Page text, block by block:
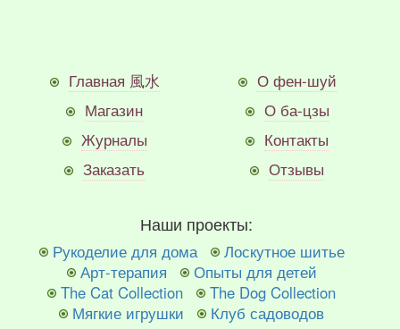
Главная 風水
Магазин
О фен-шуй
О ба-цзы
Журналы
Заказать
Контакты
Отзывы
Наши проекты:
Рукоделие для дома
Лоскутное шитье
Арт-терапия
Опыты для детей
The Cat Collection
The Dog Collection
Мягкие игрушки
Клуб садоводов